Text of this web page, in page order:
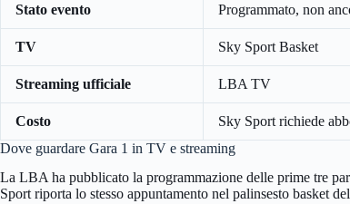
Stato evento Programmato, non
TV Sky Sport Basket
Streaming ufficiale LBA TV
Costo
Sky Sport richiede
Dove guardare Gara 1 in TV e streaming
La LBA ha pubblicato la programmazione delle prime tre
Sport riporta lo stesso appuntamento nel palinsesto basket